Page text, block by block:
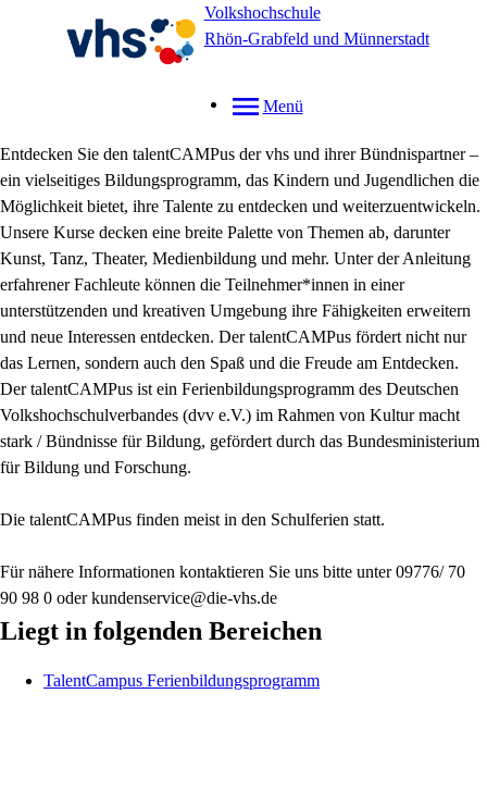
Volkshochschule
Rhön-Grabfeld und Münnerstadt
Menü
Entdecken Sie den talentCAMPus der vhs und ihrer Bündnispartner –
ein vielseitiges Bildungsprogramm, das Kindern und Jugendlichen die
Möglichkeit bietet, ihre Talente zu entdecken und weiterzuentwickeln.
Unsere Kurse decken eine breite Palette von Themen ab, darunter
Kunst, Tanz, Theater, Medienbildung und mehr. Unter der Anleitung
erfahrener Fachleute können die Teilnehmer*innen in einer
unterstützenden und kreativen Umgebung ihre Fähigkeiten erweitern
und neue Interessen entdecken. Der talentCAMPus fördert nicht nur
das Lernen, sondern auch den Spaß und die Freude am Entdecken.
Der talentCAMPus ist ein Ferienbildungsprogramm des Deutschen
Volkshochschulverbandes (dvv e.V.) im Rahmen von Kultur macht
stark / Bündnisse für Bildung, gefördert durch das Bundesministerium
für Bildung und Forschung.
Die talentCAMPus finden meist in den Schulferien statt.
Für nähere Informationen kontaktieren Sie uns bitte unter 09776/ 70
90 98 0 oder kundenservice@die-vhs.de
Liegt in folgenden Bereichen
TalentCampus Ferienbildungsprogramm